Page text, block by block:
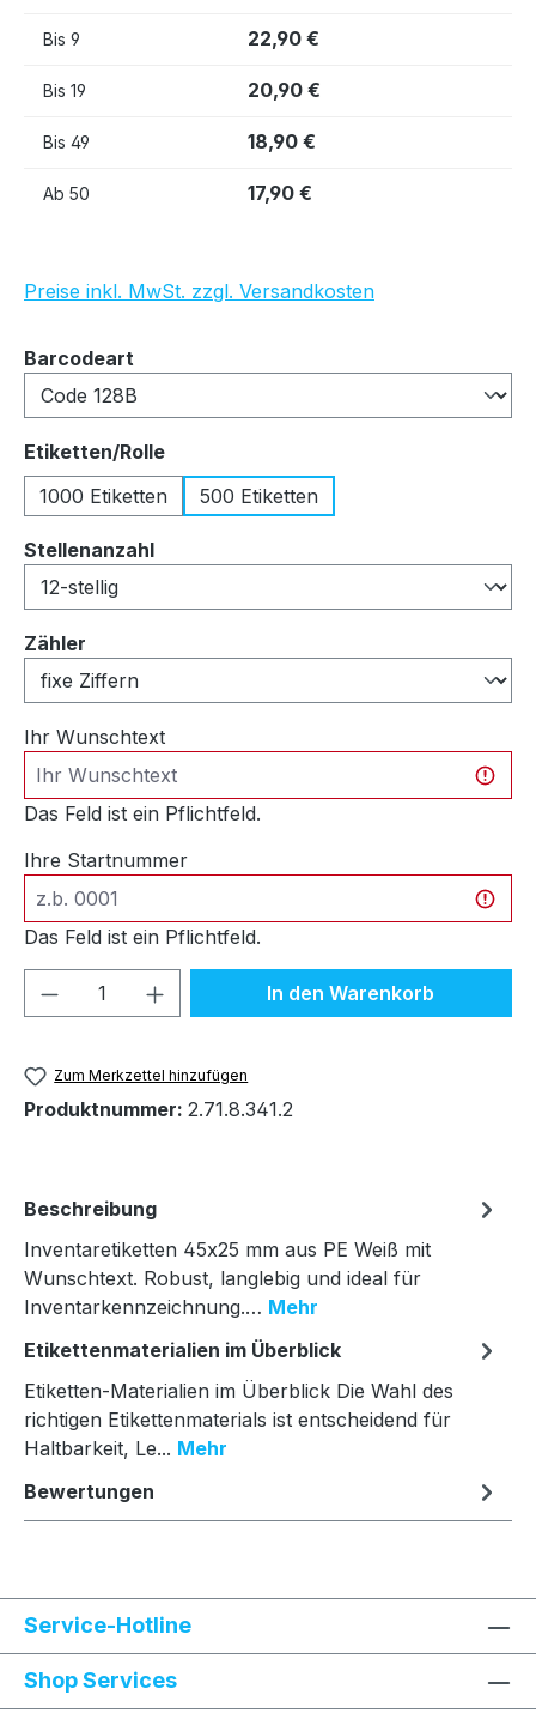
Bis 9 22,90 €
Bis 19 20,90 €
Bis 49 18,90 €
Ab 50 17,90 €
Preise inkl. MwSt. zzgl. Versandkosten
Barcodeart
Etiketten/Rolleauswählen
1000 Etiketten
500 Etiketten
Stellenanzahlauswählen
Zähler
Ihr Wunschtext
Das Feld ist ein Pflichtfeld.
Ihre Startnummer
Das Feld ist ein Pflichtfeld.
Produkt Anzahl: Gib denIn den Warenkorb
Zum Merkzettel hinzufügen
Produktnummer: 2.71.8.341.2
Beschreibung
Inventaretiketten 45x25 mm aus PE Weiß mit
Wunschtext. Robust, langlebig und ideal für
Inventarkennzeichnung.… Mehr
Etikettenmaterialien im Überblick
Etiketten-Materialien im Überblick Die Wahl des
richtigen Etikettenmaterials ist entscheidend für
Haltbarkeit, Le... Mehr
Bewertungen
Service-Hotline
Shop Services